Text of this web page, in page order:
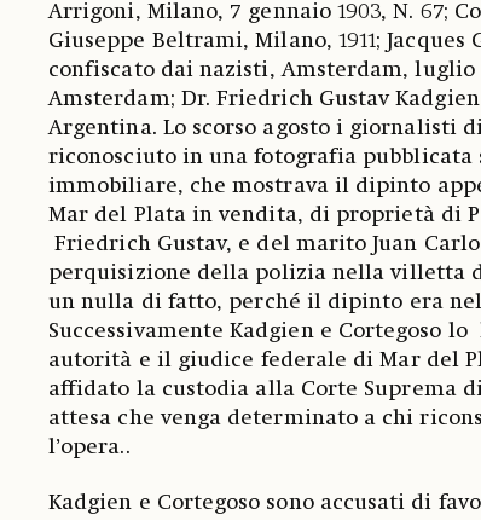
Arrigoni, Milano, 7 gennaio 1903, N. 67;
Giuseppe Beltrami, Milano, 1911;
confiscato dai nazisti, Amsterdam, luglio
Amsterdam; Dr. Friedrich Gustav Kadgien
Argentina. Lo scorso agosto i giornalisti
riconosciuto in una fotografia pubblicata
immobiliare, che mostrava il dipinto
Mar del Plata in vendita, di proprietà di
Friedrich Gustav, e del marito Juan
perquisizione della polizia nella villetta
un nulla di fatto, perché il dipinto era
Successivamente Kadgien e Cortegoso
autorità e il giudice federale di Mar del
affidato la custodia alla Corte Suprema
attesa che venga determinato a chi
l’opera..
Kadgien e Cortegoso sono accusati di